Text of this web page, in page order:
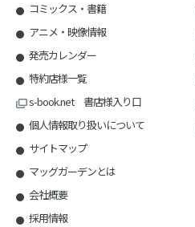
コミックス・書籍
アニメ・映像情報
発売カレンダー
特約店様一覧
s-book.net 書店様入り口
個人情報取り扱いについて
サイトマップ
マッグガーデンとは
会社概要
採用情報